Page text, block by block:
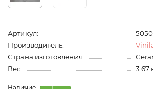
Артикул:
Производитель:
Страна изготовления:
Вес:
3.67